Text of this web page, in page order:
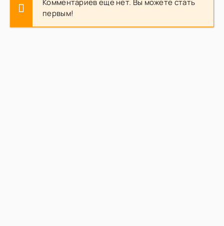
Комментариев еще нет. Вы можете стать
первым!